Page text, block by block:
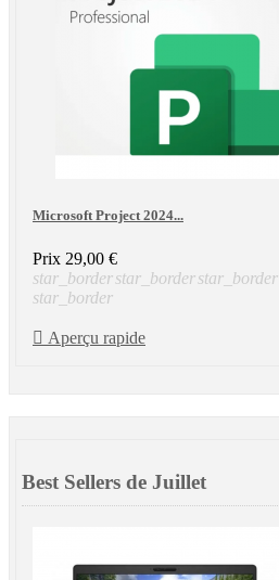
Microsoft Project 2024...
Prix 29,00 €
star_borderstar_borderstar_border
star_border
 Aperçu rapide
Best Sellers de Juillet